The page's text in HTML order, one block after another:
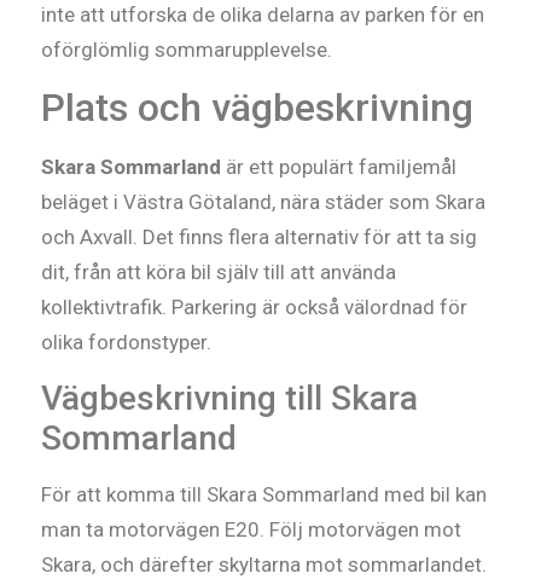
inte att utforska de olika delarna av parken för en
oförglömlig sommarupplevelse.
Plats och vägbeskrivning
Skara Sommarland är ett populärt familjemål
beläget i Västra Götaland, nära städer som Skara
och Axvall. Det finns flera alternativ för att ta sig
dit, från att köra bil själv till att använda
kollektivtrafik. Parkering är också välordnad för
olika fordonstyper.
Vägbeskrivning till Skara
Sommarland
För att komma till Skara Sommarland med bil kan
man ta motorvägen E20. Följ motorvägen mot
Skara, och därefter skyltarna mot sommarlandet.